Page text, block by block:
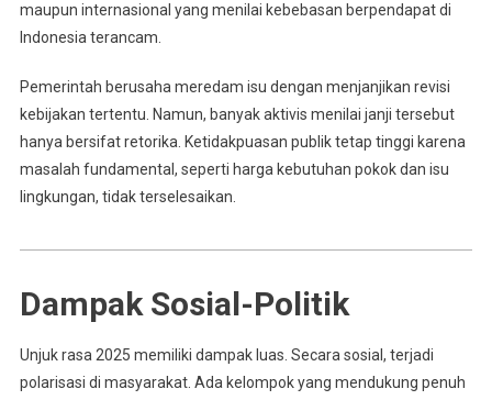
maupun internasional yang menilai kebebasan berpendapat di
Indonesia terancam.
Pemerintah berusaha meredam isu dengan menjanjikan revisi
kebijakan tertentu. Namun, banyak aktivis menilai janji tersebut
hanya bersifat retorika. Ketidakpuasan publik tetap tinggi karena
masalah fundamental, seperti harga kebutuhan pokok dan isu
lingkungan, tidak terselesaikan.
Dampak Sosial-Politik
Unjuk rasa 2025 memiliki dampak luas. Secara sosial, terjadi
polarisasi di masyarakat. Ada kelompok yang mendukung penuh